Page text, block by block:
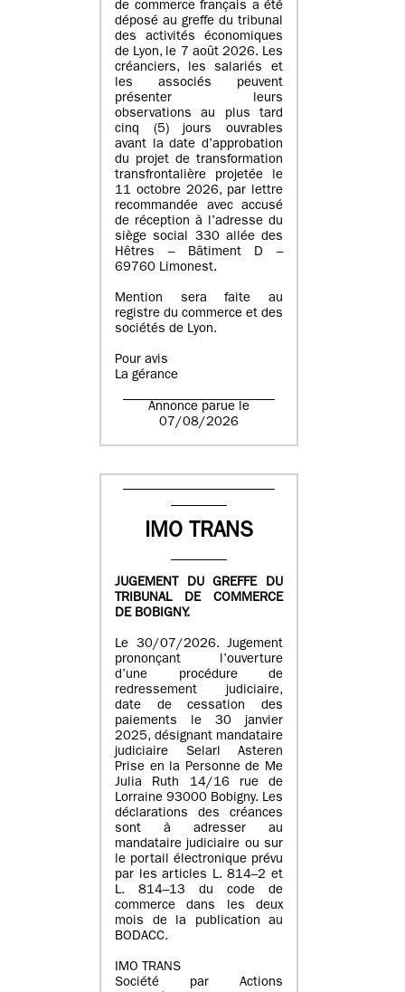
de commerce français a été
déposé au greffe du tribunal
des activités économiques
de Lyon, le 7 août 2026. Les
créanciers, les salariés et
les associés peuvent
présenter leurs
observations au plus tard
cinq (5) jours ouvrables
avant la date d’approbation
du projet de transformation
transfrontalière projetée le
11 octobre 2026, par lettre
recommandée avec accusé
de réception à l’adresse du
siège social 330 allée des
Hêtres – Bâtiment D –
69760 Limonest.
Mention sera faite au
registre du commerce et des
sociétés de Lyon.
Pour avis
La gérance
Annonce parue le
07/08/2026
IMO TRANS
JUGEMENT DU GREFFE DU
TRIBUNAL DE COMMERCE
DE BOBIGNY.
Le 30/07/2026. Jugement
prononçant l’ouverture
d’une procédure de
redressement judiciaire,
date de cessation des
paiements le 30 janvier
2025, désignant mandataire
judiciaire Selarl Asteren
Prise en la Personne de Me
Julia Ruth 14/16 rue de
Lorraine 93000 Bobigny. Les
déclarations des créances
sont à adresser au
mandataire judiciaire ou sur
le portail électronique prévu
par les articles L. 814–2 et
L. 814–13 du code de
commerce dans les deux
mois de la publication au
BODACC.
IMO TRANS
Société par Actions